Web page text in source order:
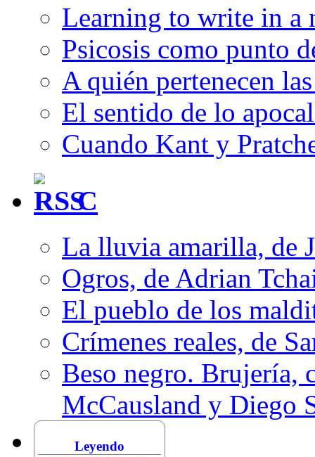
Learning to write in a
Psicosis como punto
A quién pertenecen
El sentido de lo
Cuando Kant y
C
La lluvia amarilla, de
Ogros, de Adrian
El pueblo de los
Crímenes reales, de
Beso negro. Brujería,
McCausland y Diego
Leyendo